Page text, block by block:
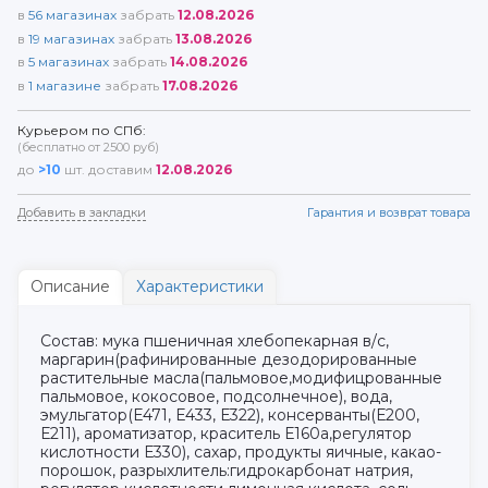
в 56 магазинах забрать 12.08.2026
в 19 магазинах забрать 13.08.2026
в 5 магазинах забрать 14.08.2026
в 1 магазине забрать 17.08.2026
Курьером по СПб:
(бесплатно от 2500 руб)
до >10 шт. доставим 12.08.2026
Добавить в закладки Гарантия и возврат товара
Описание Характеристики
Состав: мука пшеничная хлебопекарная в/с,
маргарин(рафинированные дезодорированные
растительные масла(пальмовое,модифицрованные
пальмовое, кокосовое, подсолнечное), вода,
эмульгатор(Е471, Е433, Е322), консерванты(Е200,
Е211), ароматизатор, краситель Е160а,регулятор
кислотности Е330), сахар, продукты яичные, какао-
порошок, разрыхлитель:гидрокарбонат натрия,